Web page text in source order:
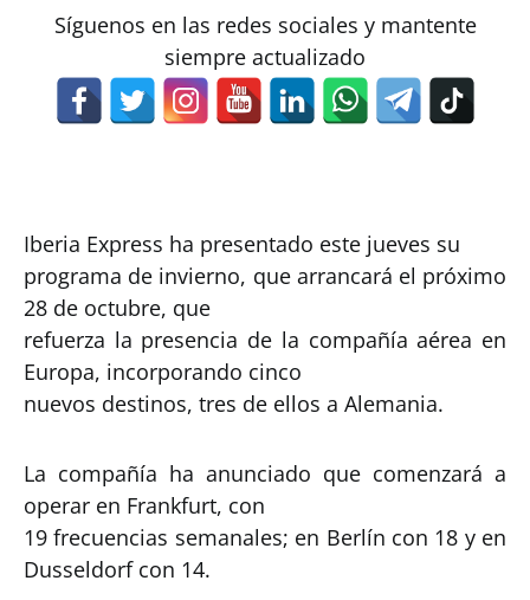
Síguenos en las redes sociales y mantente
siempre actualizado
Iberia Express ha presentado este jueves su
programa de invierno, que arrancará el próximo
28 de octubre, que
refuerza la presencia de la compañía aérea en
Europa, incorporando cinco
nuevos destinos, tres de ellos a Alemania.
La compañía ha anunciado que comenzará a
operar en Frankfurt, con
19 frecuencias semanales; en Berlín con 18 y en
Dusseldorf con 14.